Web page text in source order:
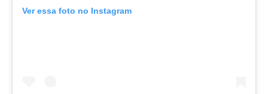
Ver essa foto no Instagram